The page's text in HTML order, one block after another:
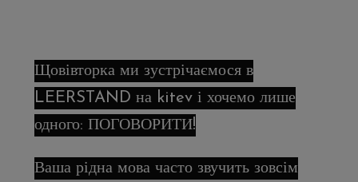
Щовівторка ми зустрічаємося в
LEERSTAND на kitev і хочемо лише
одного: ПОГОВОРИТИ!
Ваша рідна мова часто звучить зовсім